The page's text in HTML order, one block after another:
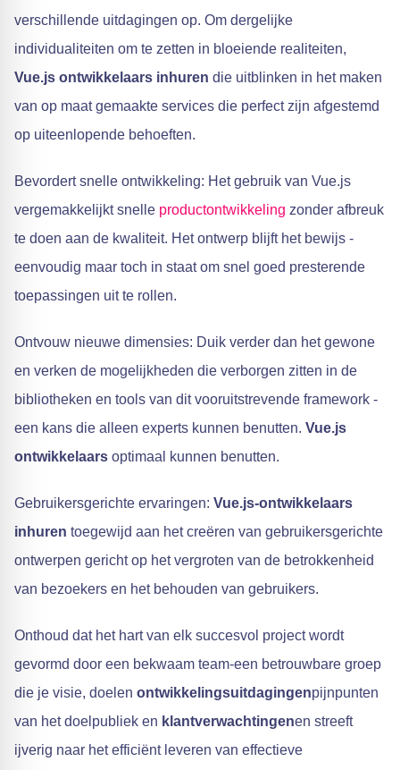
verschillende uitdagingen op. Om dergelijke
individualiteiten om te zetten in bloeiende realiteiten,
Vue.js ontwikkelaars inhuren die uitblinken in het maken
van op maat gemaakte services die perfect zijn afgestemd
op uiteenlopende behoeften.
Bevordert snelle ontwikkeling: Het gebruik van Vue.js
vergemakkelijkt snelle productontwikkeling zonder afbreuk
te doen aan de kwaliteit. Het ontwerp blijft het bewijs -
eenvoudig maar toch in staat om snel goed presterende
toepassingen uit te rollen.
Ontvouw nieuwe dimensies: Duik verder dan het gewone
en verken de mogelijkheden die verborgen zitten in de
bibliotheken en tools van dit vooruitstrevende framework -
een kans die alleen experts kunnen benutten. Vue.js
ontwikkelaars optimaal kunnen benutten.
Gebruikersgerichte ervaringen: Vue.js-ontwikkelaars
inhuren toegewijd aan het creëren van gebruikersgerichte
ontwerpen gericht op het vergroten van de betrokkenheid
van bezoekers en het behouden van gebruikers.
Onthoud dat het hart van elk succesvol project wordt
gevormd door een bekwaam team-een betrouwbare groep
die je visie, doelen ontwikkelingsuitdagingenpijnpunten
van het doelpubliek en klantverwachtingenen streeft
ijverig naar het efficiënt leveren van effectieve